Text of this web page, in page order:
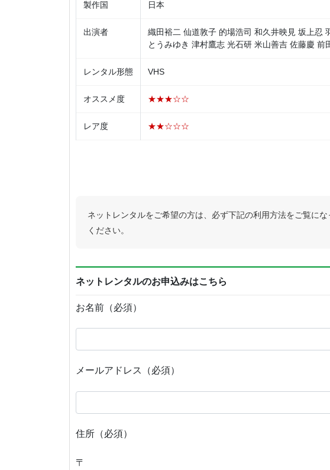
製作国 日本
出演者
織田裕二 仙道敦子 的場浩司 和久井映見 坂上忍
とうみゆき 津村鷹志 光石研 米山善吉 佐藤慶 前
レンタル形態 VHS
オススメ度 ★★★☆☆
レア度 ★★☆☆☆
ネットレンタルをご希望の方は、必ず下記の利用方法をご覧に
ください。
ネットレンタルのお申込みはこちら
お名前（必須）
メールアドレス（必須）
住所（必須）
〒